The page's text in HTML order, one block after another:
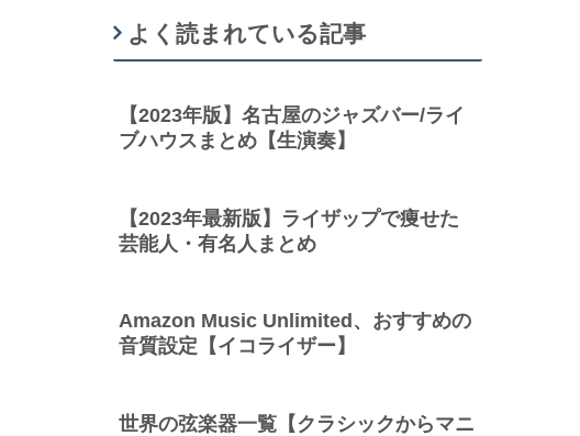
よく読まれている記事
【2023年版】名古屋のジャズバー/ライ
ブハウスまとめ【生演奏】
【2023年最新版】ライザップで痩せた
芸能人・有名人まとめ
Amazon Music Unlimited、おすすめの
音質設定【イコライザー】
世界の弦楽器一覧【クラシックからマニ